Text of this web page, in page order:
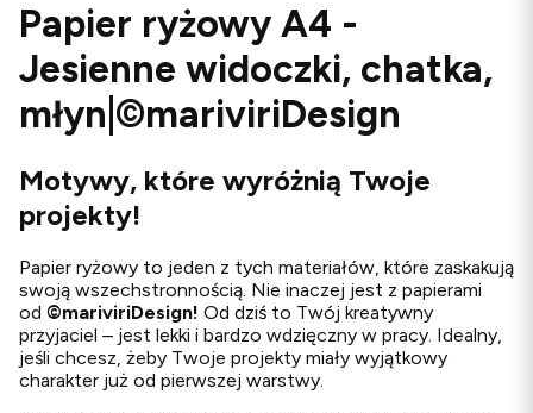
Papier ryżowy A4 -
Jesienne widoczki, chatka,
młyn|©mariviriDesign
Motywy, które wyróżnią Twoje
projekty!
Papier ryżowy to jeden z tych materiałów, które zaskakują
swoją wszechstronnością. Nie inaczej jest z papierami
od ©mariviriDesign! Od dziś to Twój kreatywny
przyjaciel – jest lekki i bardzo wdzięczny w pracy. Idealny,
jeśli chcesz, żeby Twoje projekty miały wyjątkowy
charakter już od pierwszej warstwy.